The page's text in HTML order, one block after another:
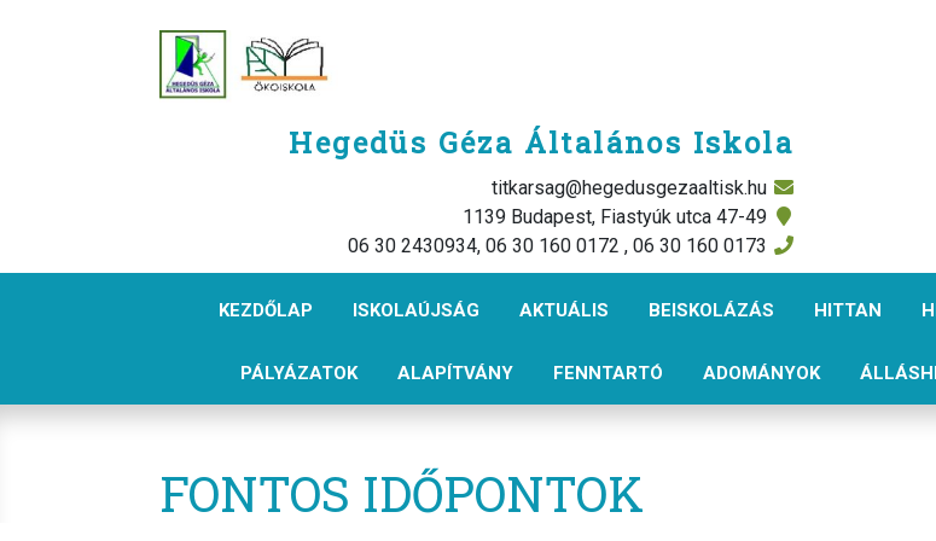
Hegedüs Géza Általános Iskola
titkarsag@hegedusgezaaltisk.hu
1139 Budapest, Fiastyúk utca 47-49
06 30 2430934, 06 30 160 0172 , 06 30 160 0173
KEZDŐLAP ISKOLAÚJSÁG AKTUÁLIS BEISKOLÁZÁS HITTAN
PÁLYÁZATOK ALAPÍTVÁNY FENNTARTÓ ADOMÁNYOK
FONTOS IDŐPONTOK